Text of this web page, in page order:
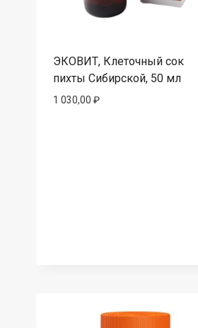
ЭКОВИТ, Клеточный сок
пихты Сибирской, 50 мл
1 030,00 ₽